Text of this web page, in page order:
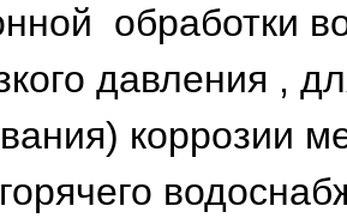
обработки
давления ,
коррозии